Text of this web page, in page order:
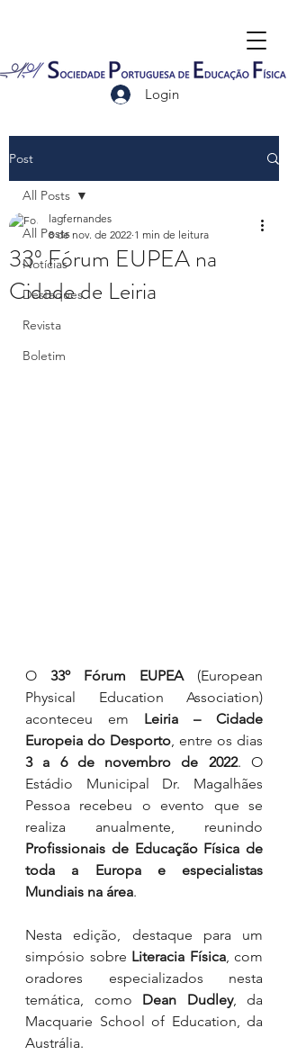
Login
Post
All Posts
Notícias
Destaques
Revista
Boletim
All Posts
33º Fórum EUPEA na
Cidade de Leiria
lagfernandes
8 de nov. de 2022 1 min de leitura
O 33º Fórum EUPEA (European
Physical Education Association)
aconteceu em Leiria – Cidade
Europeia do Desporto
3 a 6 de novembro de 2022. O
Estádio Municipal Dr. Magalhães
Pessoa recebeu o evento que se
Profissionais de Educação Física de
toda a Europa e especialistas
Mundiais na área.
Nesta edição, destaque para um
simpósio sobre Literacia Física, com
oradores especializados nesta
temática, como Dean Dudley, da
Macquarie School of Education, da
Austrália.